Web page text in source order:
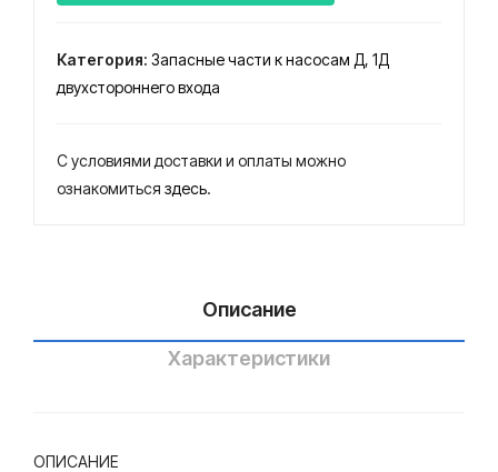
Д
100
Категория: Запасные части к насосам Д, 1Д
двухстороннего входа
С условиями доставки и оплаты можно
ознакомиться здесь.
Описание
Характеристики
ОПИСАНИЕ